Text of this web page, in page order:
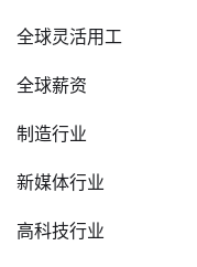
全球灵活用工
全球薪资
制造行业
新媒体行业
高科技行业